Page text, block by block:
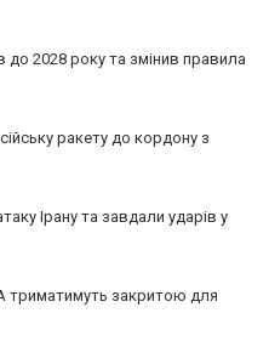
до 2028 року та змінив правила
ракету до кордону з
Ірану та завдали ударів у
триматимуть закритою для